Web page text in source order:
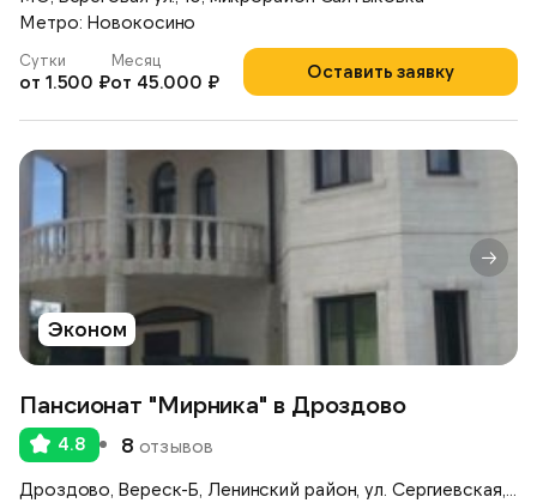
Метро: Новокосино
Оставить заявку
Сутки
от 1.500 ₽
Месяц
от 45.000 ₽
Эконом
Пансионат "Мирника" в Дроздово
4.8 8 отзывов